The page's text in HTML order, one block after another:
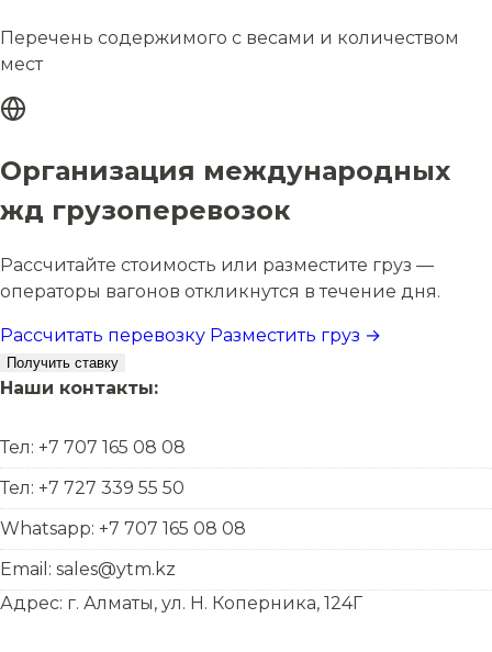
Перечень содержимого с весами и количеством
мест
Организация международных
жд грузоперевозок
Рассчитайте стоимость или разместите груз —
операторы вагонов откликнутся в течение дня.
Рассчитать перевозку Разместить груз →
Получить ставку
Наши контакты:
Тел: +7 707 165 08 08
Тел: +7 727 339 55 50
Whatsapp: +7 707 165 08 08
Email: sales@ytm.kz
Адрес: г. Алматы, ул. Н. Коперника, 124Г